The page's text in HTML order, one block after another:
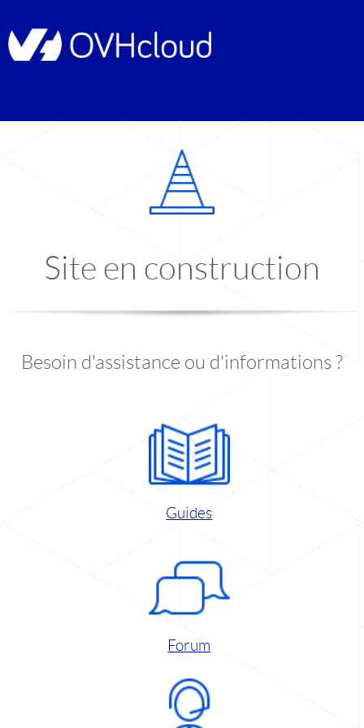
Site en construction
Besoin d'assistance ou d'informations ?
Guides
Forum